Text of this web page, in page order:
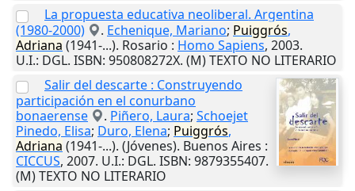
La propuesta educativa neoliberal. Argentina
(1980-2000)
. Echenique, Mariano; Puiggrós,
Adriana (1941-...). Rosario : Homo Sapiens, 2003.
U.I.: DGL. ISBN: 950808272X. (M) TEXTO NO LITERARIO
Salir del descarte : Construyendo
participación en el conurbano
bonaerense
. Piñero, Laura; Schoejet
Pinedo, Elisa; Duro, Elena; Puiggrós,
Adriana (1941-...). (Jóvenes). Buenos Aires :
CICCUS, 2007. U.I.: DGL. ISBN: 9879355407.
(M) TEXTO NO LITERARIO